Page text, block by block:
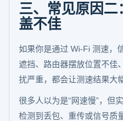
三、常见原因二
盖不佳
如果你是通过 Wi-Fi 测速，
遮挡、路由器摆放位置不佳
扰严重，都会让测速结果大
很多人以为是“网速慢”，但
检测到丢包、重传或信号质